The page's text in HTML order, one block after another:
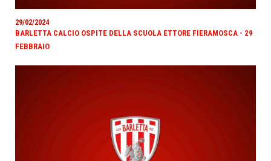
29/02/2024
BARLETTA CALCIO OSPITE DELLA SCUOLA ETTORE FIERAMOSCA - 29
FEBBRAIO